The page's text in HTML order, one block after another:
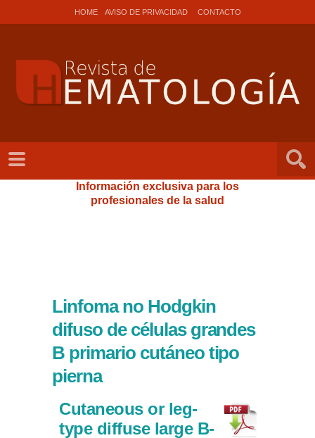
HOME AVISO DE PRIVACIDAD CONTACTO
Información exclusiva para los
profesionales de la salud
Linfoma no Hodgkin
difuso de células grandes
B primario cutáneo tipo
pierna
Cutaneous or leg-
type diffuse large B-